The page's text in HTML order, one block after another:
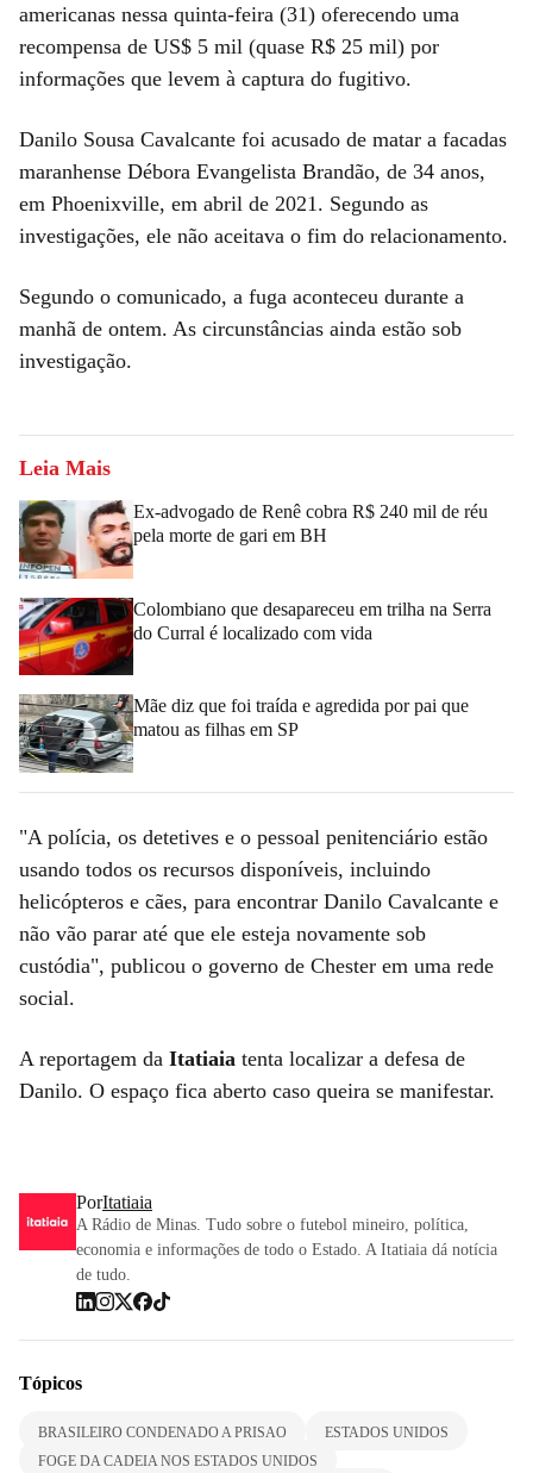
americanas nessa quinta-feira (31) oferecendo uma
recompensa de US$ 5 mil (quase R$ 25 mil) por
informações que levem à captura do fugitivo.
Danilo Sousa Cavalcante foi acusado de matar a facadas
maranhense Débora Evangelista Brandão, de 34 anos,
em Phoenixville, em abril de 2021. Segundo as
investigações, ele não aceitava o fim do relacionamento.
Segundo o comunicado, a fuga aconteceu durante a
manhã de ontem. As circunstâncias ainda estão sob
investigação.
Leia Mais
Ex-advogado de Renê cobra R$ 240 mil de réu
pela morte de gari em BH
Colombiano que desapareceu em trilha na Serra
do Curral é localizado com vida
Mãe diz que foi traída e agredida por pai que
matou as filhas em SP
"A polícia, os detetives e o pessoal penitenciário estão
usando todos os recursos disponíveis, incluindo
helicópteros e cães, para encontrar Danilo Cavalcante e
não vão parar até que ele esteja novamente sob
custódia", publicou o governo de Chester em uma rede
social.
A reportagem da Itatiaia tenta localizar a defesa de
Danilo. O espaço fica aberto caso queira se manifestar.
PorItatiaia
A Rádio de Minas. Tudo sobre o futebol mineiro, política,
economia e informações de todo o Estado. A Itatiaia dá notícia
de tudo.
Tópicos
BRASILEIRO CONDENADO A PRISAO
ESTADOS UNIDOS
FOGE DA CADEIA NOS ESTADOS UNIDOS